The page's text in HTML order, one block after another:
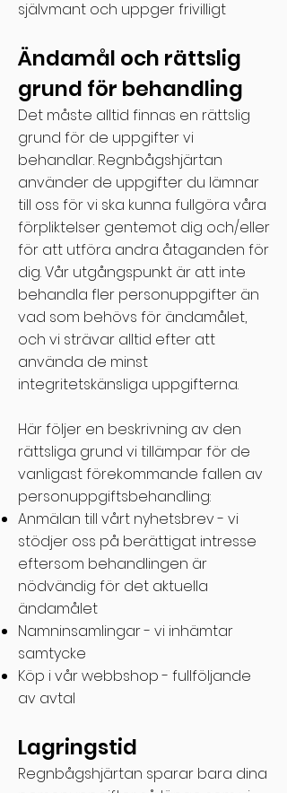
självmant och uppger frivilligt
Ändamål och rättslig
grund för behandling
Det måste alltid finnas en rättslig
grund för de uppgifter vi
behandlar. Regnbågshjärtan
använder de uppgifter du lämnar
till oss för vi ska kunna fullgöra våra
förpliktelser gentemot dig och/eller
för att utföra andra åtaganden för
dig. Vår utgångspunkt är att inte
behandla fler personuppgifter än
vad som behövs för ändamålet,
och vi strävar alltid efter att
använda de minst
integritetskänsliga uppgifterna.
Här följer en beskrivning av den
rättsliga grund vi tillämpar för de
vanligast förekommande fallen av
personuppgiftsbehandling:
Anmälan till vårt nyhetsbrev - vi
stödjer oss på berättigat intresse
eftersom behandlingen är
nödvändig för det aktuella
ändamålet
Namninsamlingar - vi inhämtar
samtycke
Köp i vår webbshop - fullföljande
av avtal
Lagringstid
Regnbågshjärtan sparar bara dina